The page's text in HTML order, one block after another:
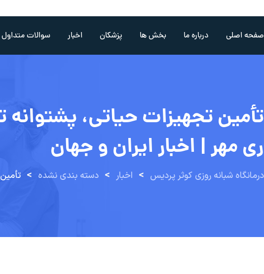
صفحه اصلی درباره ما بخش ها پزشکان اخبار سوالات متداول
ری مهر | اخبار ایران و جهان
درمانگاه شبانه روزی کوثر پردیس > اخبار > دسته بندی نشده > تأمین